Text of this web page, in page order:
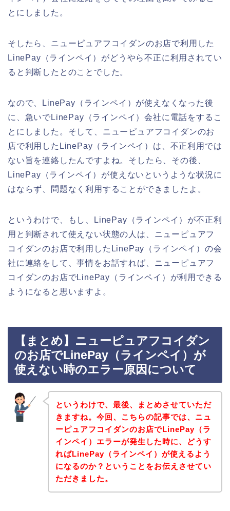
とにしました。
そしたら、ニューピュアフコイダンのお店で利用した
LinePay（ラインペイ）がどうやら不正に利用されてい
ると判断したとのことでした。
なので、LinePay（ラインペイ）が使えなくなった後
に、急いでLinePay（ラインペイ）会社に電話をするこ
とにしました。そして、ニューピュアフコイダンのお
店で利用したLinePay（ラインペイ）は、不正利用では
ない旨を連絡したんですよね。そしたら、その後、
LinePay（ラインペイ）が使えないというような状況に
はならず、問題なく利用することができましたよ。
というわけで、もし、LinePay（ラインペイ）が不正利
用と判断されて使えない状態の人は、ニューピュアフ
コイダンのお店で利用したLinePay（ラインペイ）の会
社に連絡をして、事情をお話すれば、ニューピュアフ
コイダンのお店でLinePay（ラインペイ）が利用できる
ようになると思いますよ。
【まとめ】ニューピュアフコイダン
のお店でLinePay（ラインペイ）が
使えない時のエラー原因について
というわけで、最後、まとめさせていただ
きますね。今回、こちらの記事では、ニュ
ーピュアフコイダンのお店でLinePay（ラ
インペイ）エラーが発生した時に、どうす
ればLinePay（ラインペイ）が使えるよう
になるのか？ということをお伝えさせてい
ただきました。